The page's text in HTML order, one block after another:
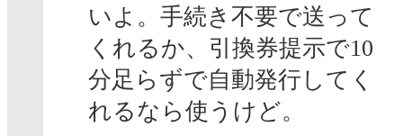
いよ。手続き不要で送って
くれるか、引換券提示で10
分足らずで自動発行してく
れるなら使うけど。